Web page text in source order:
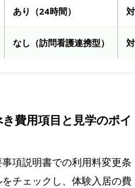
あり（24時間）
なし（訪問看護連携型）
費用項目と見学のポイ
項説明書での利用料変更条
チェックし、体験入居の費